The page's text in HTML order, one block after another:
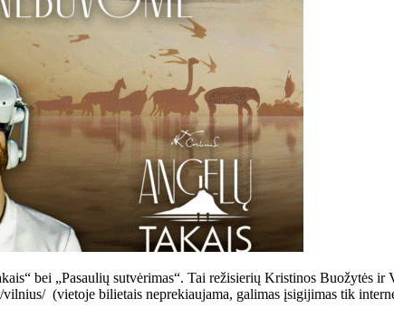
bei „Pasaulių sutvėrimas“. Tai režisierių Kristinos Buožytės
(vietoje bilietais neprekiaujama, galimas įsigijimas tik